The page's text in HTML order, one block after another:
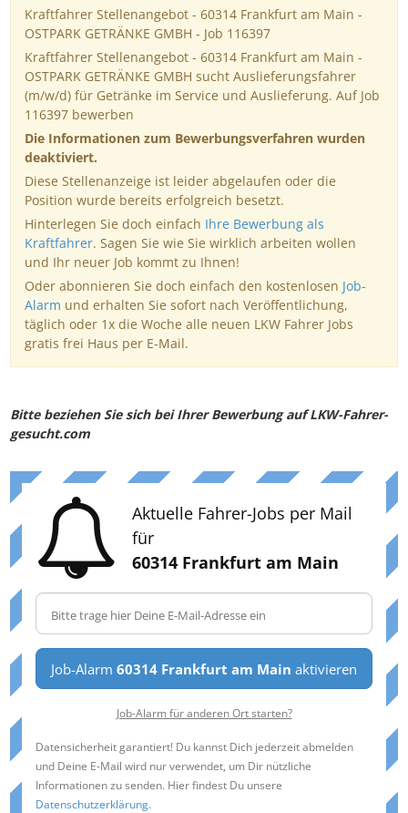
Kraftfahrer Stellenangebot - 60314 Frankfurt am Main -
OSTPARK GETRÄNKE GMBH - Job 116397
Kraftfahrer Stellenangebot - 60314 Frankfurt am Main -
OSTPARK GETRÄNKE GMBH sucht Auslieferungsfahrer
(m/w/d) für Getränke im Service und Auslieferung. Auf Job
116397 bewerben
Die Informationen zum Bewerbungsverfahren wurden
deaktiviert.
Diese Stellenanzeige ist leider abgelaufen oder die
Position wurde bereits erfolgreich besetzt.
Hinterlegen Sie doch einfach Ihre Bewerbung als
Kraftfahrer. Sagen Sie wie Sie wirklich arbeiten wollen
und Ihr neuer Job kommt zu Ihnen!
Oder abonnieren Sie doch einfach den kostenlosen Job-
Alarm und erhalten Sie sofort nach Veröffentlichung,
täglich oder 1x die Woche alle neuen LKW Fahrer Jobs
gratis frei Haus per E-Mail.
Bitte beziehen Sie sich bei Ihrer Bewerbung auf LKW-Fahrer-
gesucht.com
Aktuelle Fahrer-Jobs per Mail
für
60314 Frankfurt am Main
Job-Alarm 60314 Frankfurt am Main aktivieren
Job-Alarm für anderen Ort starten?
Datensicherheit garantiert! Du kannst Dich jederzeit abmelden
und Deine E-Mail wird nur verwendet, um Dir nützliche
Informationen zu senden. Hier findest Du unsere
Datenschutzerklärung.